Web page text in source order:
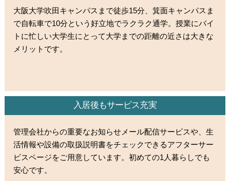
大阪大学吹田キャンパスまで徒歩15分、箕面キャンパスま
で自転車で10分という好立地でラクラク通学。授業にバイ
トに忙しい大学生にとって大学までの距離の近さは大きな
メリットです。
入居後もサービス充実
管理会社からの重要なお知らせメール配信サービスや、生
活情報や設備の取扱説明書をチェックできるアフターサー
ビスページをご用意しています。初めての1人暮らしでも
安心です。